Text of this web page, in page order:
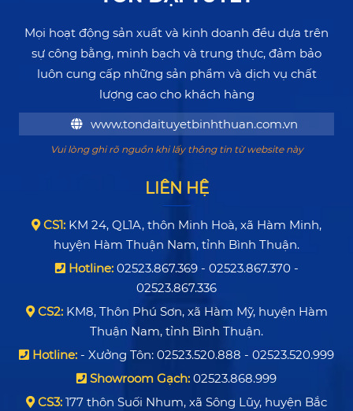
Mọi hoạt động sản xuất và kinh doanh đều dựa trên
sự công bằng, minh bạch và trung thực, đảm bảo
luôn cung cấp những sản phẩm và dịch vụ chất
lượng cao cho khách hàng
www.tondaituyetbinhthuan.com.vn
Vui lòng ghi rõ nguồn khi lấy thông tin từ website này
LIÊN HỆ
CS1: KM 24, QL1A, thôn Minh Hoà, xã Hàm Minh,
huyện Hàm Thuận Nam, tỉnh Bình Thuận.
Hotline:02523.867.369 - 02523.867.370 -
02523.867.336
CS2:KM8, Thôn Phú Sơn, xã Hàm Mỹ, huyện Hàm
Thuận Nam, tỉnh Bình Thuận.
Hotline: - Xưởng Tôn: 02523.520.888 - 02523.520.999
Showroom Gạch: 02523.868.999
CS3: 177 thôn Suối Nhum, xã Sông Lũy, huyện Bắc